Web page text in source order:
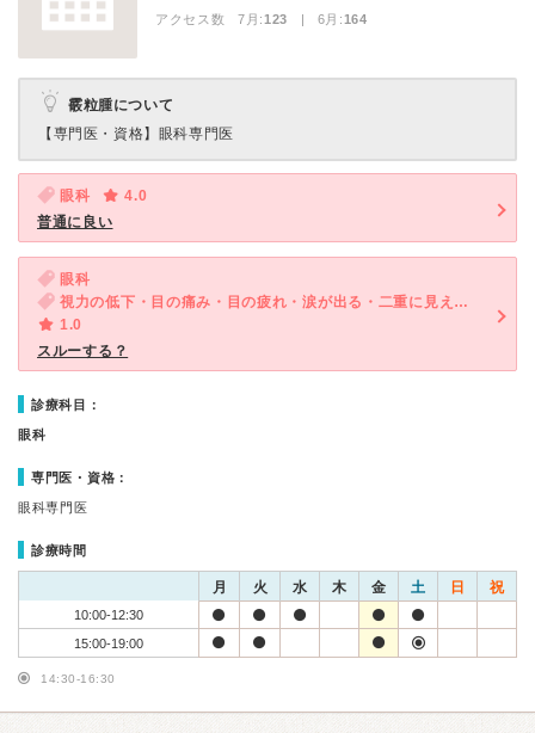
アクセス数 7月:123 | 6月:164
霰粒腫について
【専門医・資格】 眼科専門医
眼科
4.0
普通に良い
眼科
視力の低下・目の痛み・目の疲れ・涙が出る・二重に見える・かすむ・目がチラチラする・歪んで見える
1.0
スルーする？
診療科目：
眼科
専門医・資格：
眼科専門医
診療時間
月 火 水 木 金 土 日 祝
10:00-12:30
15:00-19:00
14:30-16:30